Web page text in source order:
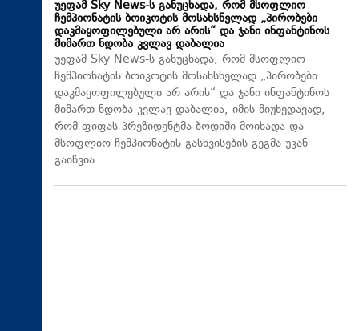
უეფამ Sky News-ს განუცხადა, რომ მსოფლიო
ჩემპიონატის ბოიკოტის მოსახსნელად „პირობები
დაკმაყოფილებული არ არის“ და ჯანი ინფანტინოს
მიმართ ნდობა კვლავ დაბალია
უეფამ Sky News-ს განუცხადა, რომ მსოფლიო
ჩემპიონატის ბოიკოტის მოსახსნელად „პირობები
დაკმაყოფილებული არ არის“ და ჯანი ინფანტინოს
მიმართ ნდობა კვლავ დაბალია, იმის მიუხედავად,
რომ ფიფას პრეზიდენტმა ბოდიში მოიხადა და
მსოფლიო ჩემპიონატის გასხვისების გეგმა უკან
გაიწვია.